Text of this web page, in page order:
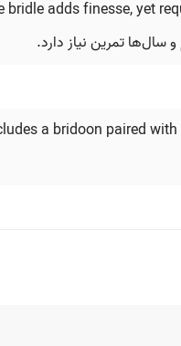
bridle adds finesse, yet
سال‌ها تمرین نیاز دارد.
a bridoon paired